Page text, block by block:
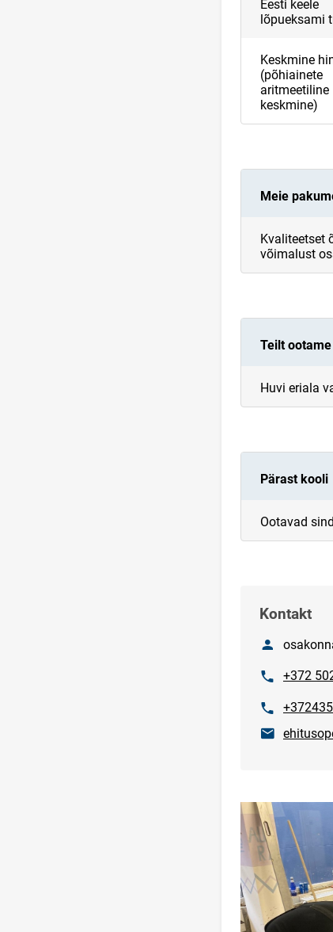
Eesti keele
lõpueksami
Keskmine
(põhiainete
aritmeetiline
keskmine)
Meie
Kvaliteetset
võimalust
Teilt ootame
Huvi eriala
Pärast kooli
Ootavad
Kontakt
Nimi
Telefon
+372
Telefon
E-post